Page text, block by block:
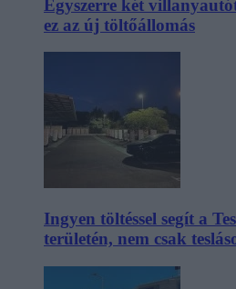
Egyszerre két
ez az új töltőállomás
Ingyen töltéssel segít a
területén, nem csak